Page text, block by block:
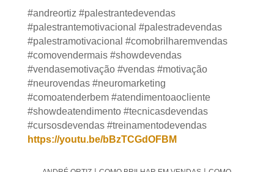
#andreortiz #palestrantedevendas
#palestrantemotivacional #palestradevendas
#palestramotivacional #comobrilharemvendas
#comovendermais #showdevendas
#vendasemotivação #vendas #motivação
#neurovendas #neuromarketing
#comoatenderbem #atendimentoaocliente
#showdeatendimento #tecnicasdevendas
#cursosdevendas #treinamentodevendas
https://youtu.be/bBzTCGdOFBM